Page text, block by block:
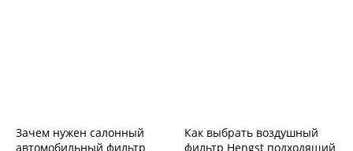
Зачем нужен салонный
автомобильный фильтр
Как выбрать воздушный
фильтр Hengst подходящий